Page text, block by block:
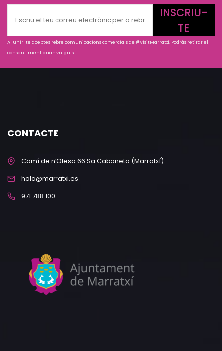
INSCRIU-
TE
Al unir-te aceptes rebre comunicacions comercials de #VisitMarratxí. Podràs retirar el
consentiment quan vulguis.
CONTACTE
Camí de n’Olesa 66 Sa Cabaneta (Marratxí)
hola@marratxi.es
971 788 100